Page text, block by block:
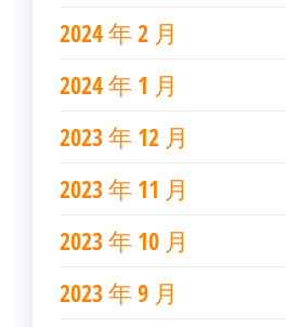
2024 年 2 月
2024 年 1 月
2023 年 12 月
2023 年 11 月
2023 年 10 月
2023 年 9 月